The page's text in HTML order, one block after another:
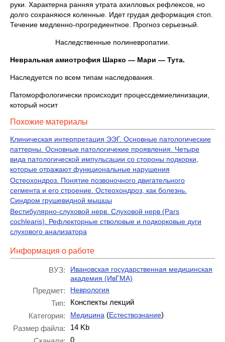
руки. Характерна ранняя утрата ахилловых рефлексов, но
долго сохраняюся коленные. Идет грудая деформация стоп.
Течение медленно-прогредиентное. Прогноз серьезный.
Наследственные полиневропатии.
Невральная амиотрофия Шарко — Мари — Тута.
Наследуется по всем типам наследования.
Патоморфологически происходит процессдемиелинизации,
который носит
Похожие материалы
Клиническая интерпретация ЭЭГ. Основные патологические
паттерны. Основные патологичекие проявления. Четыре
вида патологической импульсации со стороны подкорки,
которые отражают функциональные нарушения
Остеохондроз. Понятие позвоночного двигательного
сегмента и его строение. Остеохондроз, как болезнь.
Синдром грушевидной мышцы
Вестибулярно-слуховой нерв. Слуховой нерв (Pars
cochlearis). Рефлекторные стволовые и подкорковые дуги
слухового анализатора
Информация о работе
ВУЗ:
Ивановская государственная медицинская
академия (ИвГМА)
Предмет: Неврология
Тип:
Конспекты лекций
Категория:
Медицина (Естествознание)
Размер файла:
14 Kb
0